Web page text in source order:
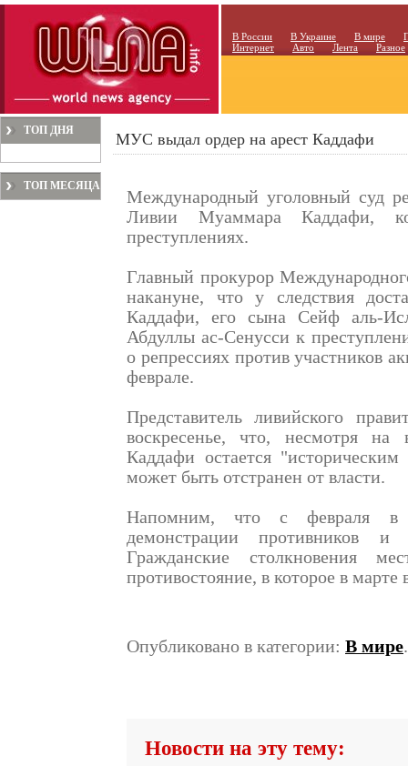
В России В Украине В мире
Интернет
Авто Лента Разное
ТОП ДНЯ
ТОП МЕСЯЦА
МУС выдал ордер на арест Каддафи
Международный уголовный суд
Ливии Муаммара Каддафи,
преступлениях.
Главный прокурор
накануне, что у следствия
Каддафи, его сына Сейф аль-
Абдуллы ас-Сенусси к
о репрессиях против участников
феврале.
Представитель ливийского
воскресенье, что, несмотря
Каддафи остается
может быть отстранен от власти.
Напомним, что с февраля в
демонстрации противников
Гражданские столкновения
противостояние, в которое в
Опубликовано в категории: В мире
Новости на эту тему: